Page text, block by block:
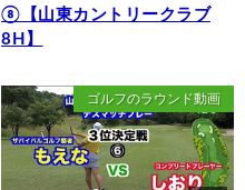
⑧【山東カントリークラブ
8H】
ゴルフのラウンド動画